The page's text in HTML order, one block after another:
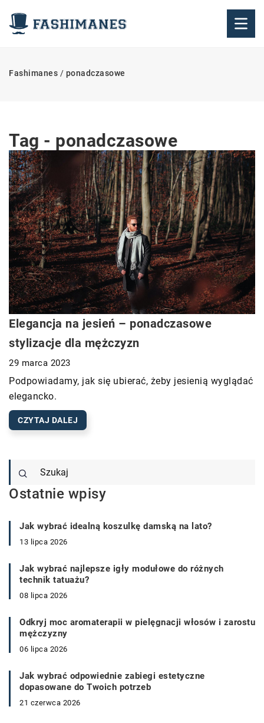
Fashimanes / ponadczasowe
Tag - ponadczasowe
Elegancja na jesień – ponadczasowe
stylizacje dla mężczyzn
29 marca 2023
Podpowiadamy, jak się ubierać, żeby jesienią wyglądać
elegancko.
CZYTAJ DALEJ
Ostatnie wpisy
Jak wybrać idealną koszulkę damską na lato?
13 lipca 2026
Jak wybrać najlepsze igły modułowe do różnych
technik tatuażu?
08 lipca 2026
Odkryj moc aromaterapii w pielęgnacji włosów i zarostu
mężczyzny
06 lipca 2026
Jak wybrać odpowiednie zabiegi estetyczne
dopasowane do Twoich potrzeb
21 czerwca 2026